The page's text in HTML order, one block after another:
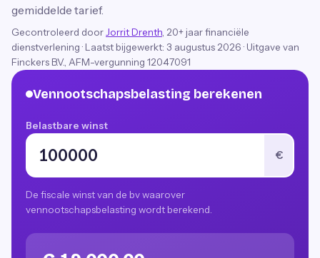
gemiddelde tarief.
Gecontroleerd door Jorrit Drenth , 20+ jaar financiële
dienstverlening · Laatst bijgewerkt: 3 augustus 2026 · Uitgave van
Finckers B.V., AFM-vergunning 12047091
Vennootschapsbelasting berekenen
Belastbare winst
€
De fiscale winst van de bv waarover
vennootschapsbelasting wordt berekend.